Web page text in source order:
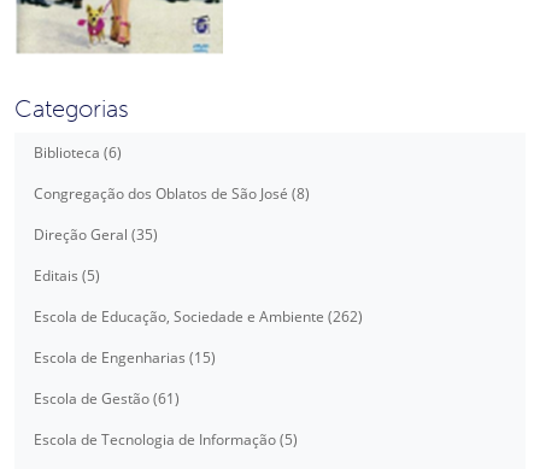
Categorias
Biblioteca (6)
Congregação dos Oblatos de São José (8)
Direção Geral (35)
Editais (5)
Escola de Educação, Sociedade e Ambiente (262)
Escola de Engenharias (15)
Escola de Gestão (61)
Escola de Tecnologia de Informação (5)